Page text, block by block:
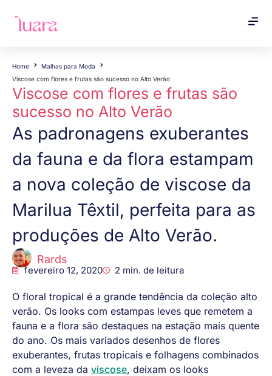
Home
Malhas para Moda
Viscose com flores e frutas são sucesso no Alto Verão
Viscose com flores e frutas são
sucesso no Alto Verão
As padronagens exuberantes
da fauna e da flora estampam
a nova coleção de viscose da
Marilua Têxtil, perfeita para as
produções de Alto Verão.
Rards
fevereiro 12, 2020 2 min. de leitura
O floral tropical é a grande tendência da coleção alto
verão. Os looks com estampas leves que remetem a
fauna e a flora são destaques na estação mais quente
do ano. Os mais variados desenhos de flores
exuberantes, frutas tropicais e folhagens combinados
com a leveza da viscose, deixam os looks